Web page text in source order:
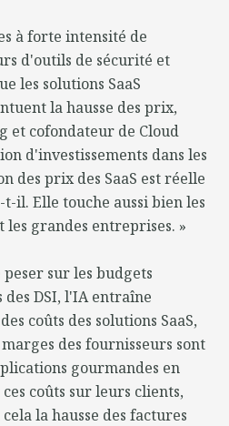
à forte intensité de
d'outils de sécurité et
les solutions SaaS
la hausse des prix,
et cofondateur de Cloud
d'investissements dans les
des prix des SaaS est réelle
il. Elle touche aussi bien les
les grandes entreprises. »
sur les budgets
DSI, l'IA entraîne
coûts des solutions SaaS,
des fournisseurs sont
gourmandes en
coûts sur leurs clients,
la hausse des factures